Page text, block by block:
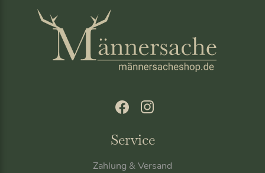
Service
Zahlung & Versand